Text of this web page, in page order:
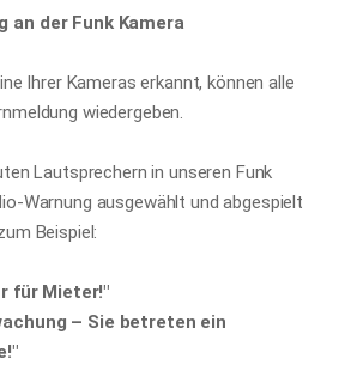
an der Funk Kamera
Ihrer Kameras erkannt, können alle
wiedergeben.
Lautsprechern in unseren Funk
Warnung ausgewählt und abgespielt
Beispiel:
für Mieter!"
– Sie betreten ein